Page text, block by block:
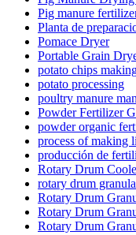
Pig manure
Planta de
Pomace Dryer
Portable Grain
potato chips
potato processing
poultry manure
Powder Fertilizer
powder organic
process of making
producción de
Rotary Drum
rotary drum
Rotary Drum
Rotary Drum
Rotary Drum